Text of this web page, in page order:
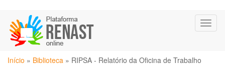
para
conteúdo
principal
Você
Início » Biblioteca » RIPSA - Relatório da Oficina de Trabalho